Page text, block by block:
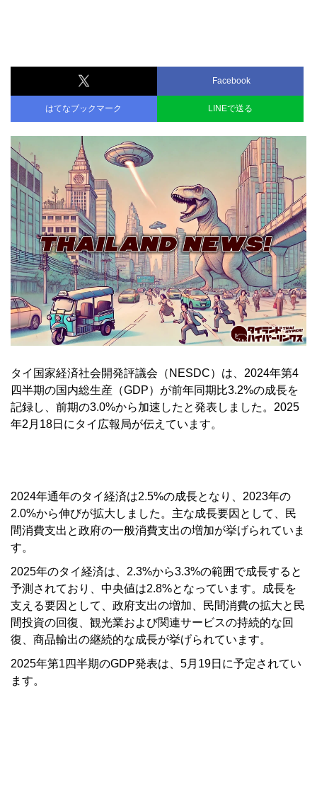
Facebook
はてなブックマーク LINEで送る
タイ国家経済社会開発評議会（NESDC）は、2024年第4
四半期の国内総生産（GDP）が前年同期比3.2%の成長を
記録し、前期の3.0%から加速したと発表しました。2025
年2月18日にタイ広報局が伝えています。
2024年通年のタイ経済は2.5%の成長となり、2023年の
2.0%から伸びが拡大しました。主な成長要因として、民
間消費支出と政府の一般消費支出の増加が挙げられていま
す。
2025年のタイ経済は、2.3%から3.3%の範囲で成長すると
予測されており、中央値は2.8%となっています。成長を
支える要因として、政府支出の増加、民間消費の拡大と民
間投資の回復、観光業および関連サービスの持続的な回
復、商品輸出の継続的な成長が挙げられています。
2025年第1四半期のGDP発表は、5月19日に予定されてい
ます。